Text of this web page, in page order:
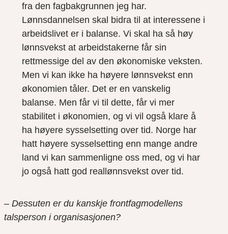
fra den fagbakgrunnen jeg har.
Lønnsdannelsen skal bidra til at interessene i
arbeidslivet er i balanse. Vi skal ha så høy
lønnsvekst at arbeidstakerne får sin
rettmessige del av den økonomiske veksten.
Men vi kan ikke ha høyere lønnsvekst enn
økonomien tåler. Det er en vanskelig
balanse. Men får vi til dette, får vi mer
stabilitet i økonomien, og vi vil også klare å
ha høyere sysselsetting over tid. Norge har
hatt høyere sysselsetting enn mange andre
land vi kan sammenligne oss med, og vi har
jo også hatt god reallønnsvekst over tid.
– Dessuten er du kanskje frontfagmodellens
talsperson i organisasjonen?